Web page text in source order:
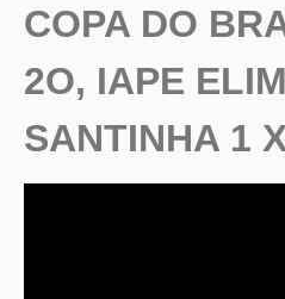
COPA DO
2O, IAPE
SANTINHA 1